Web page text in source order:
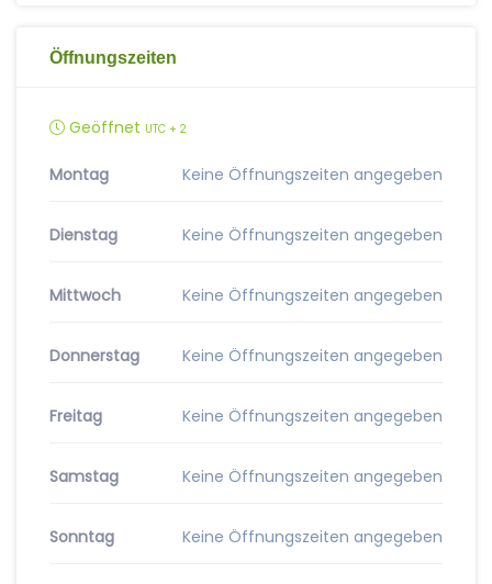
Öffnungszeiten
Geöffnet UTC + 2
Montag Keine Öffnungszeiten angegeben
Dienstag Keine Öffnungszeiten angegeben
Mittwoch Keine Öffnungszeiten angegeben
Donnerstag Keine Öffnungszeiten angegeben
Freitag Keine Öffnungszeiten angegeben
Samstag Keine Öffnungszeiten angegeben
Sonntag Keine Öffnungszeiten angegeben